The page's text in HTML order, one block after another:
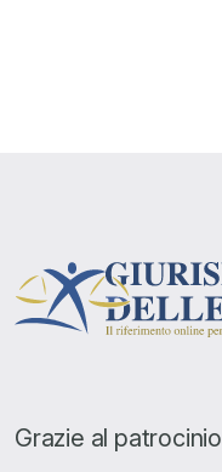
Grazie al patrocinio